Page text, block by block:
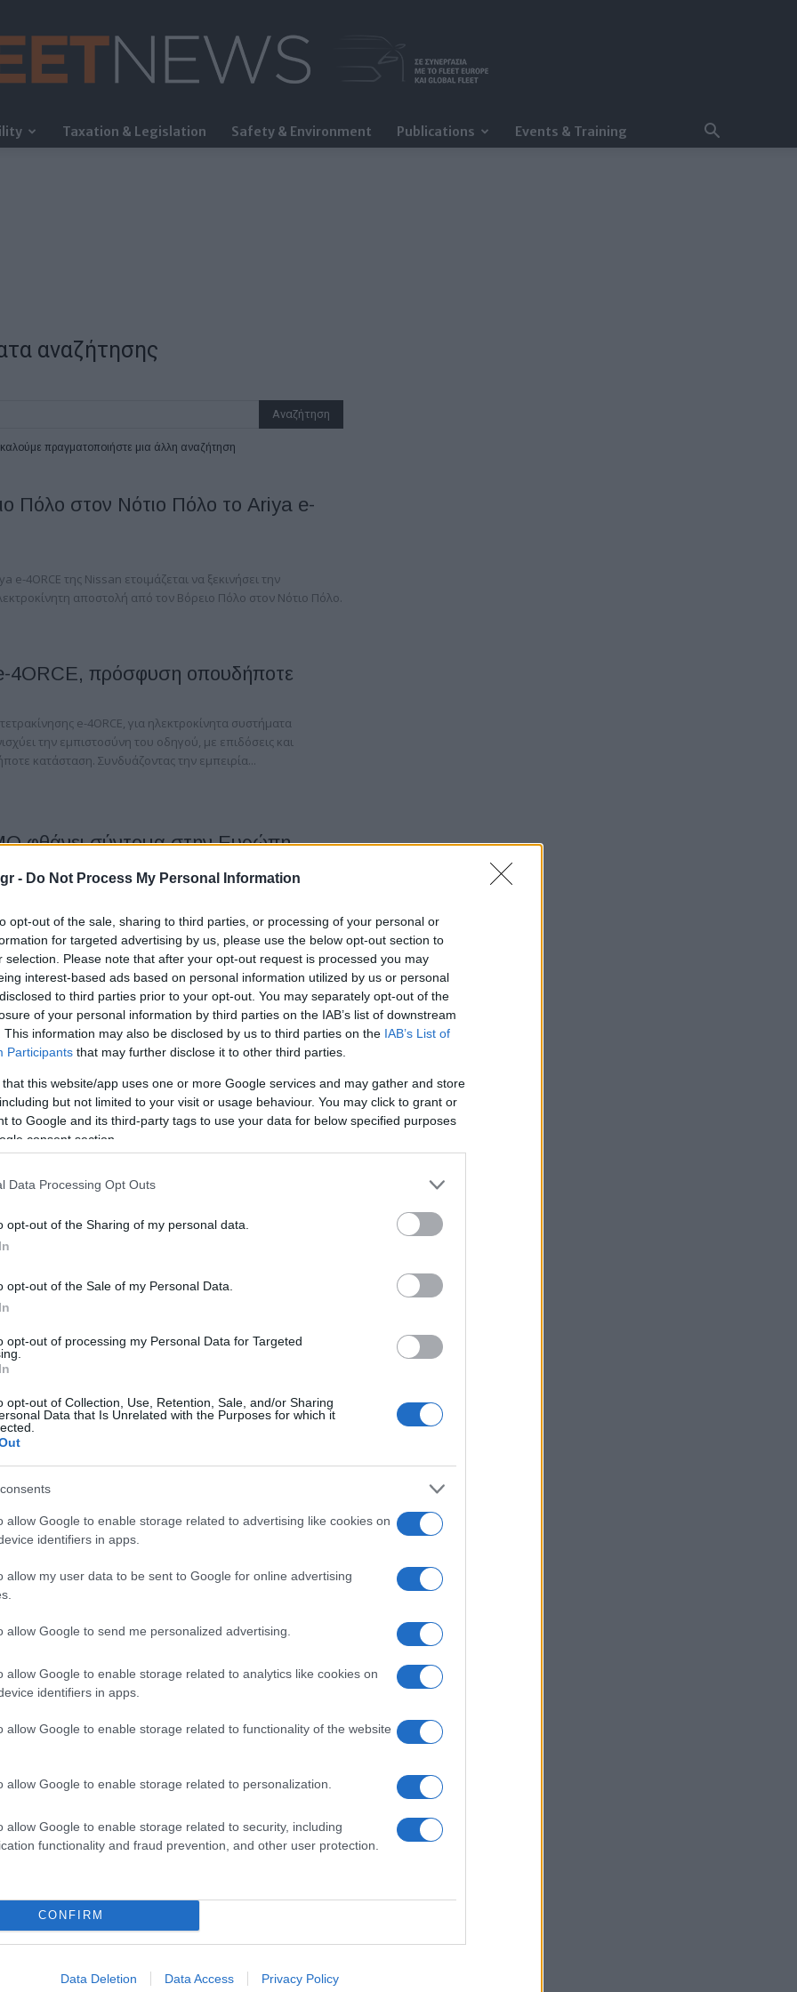
- Do Not Process My Personal Information
opt-out of the sale, sharing to third parties, or processing of your personal or
for targeted advertising by us, please use the below opt-out section to
selection. Please note that after your opt-out request is processed you may
interest-based ads based on personal information utilized by us or personal
to third parties prior to your opt-out. You may separately opt-out of the
of your personal information by third parties on the IAB’s list of downstream
This information may also be disclosed by us to third parties on the IAB’s List of
Participants that may further disclose it to other third parties.
that this website/app uses one or more Google services and may gather and store
but not limited to your visit or usage behaviour. You may click to grant or
to Google and its third-party tags to use your data for below specified purposes
consent section.
Data Processing Opt Outs
opt-out of the Sharing of my personal data.
opt-out of the Sale of my Personal Data.
opt-out of processing my Personal Data for Targeted
opt-out of Collection, Use, Retention, Sale, and/or Sharing
Data that Is Unrelated with the Purposes for which it
allow Google to enable storage related to advertising like cookies on
identifiers in apps.
allow my user data to be sent to Google for online advertising
allow Google to send me personalized advertising.
allow Google to enable storage related to analytics like cookies on
identifiers in apps.
allow Google to enable storage related to functionality of the website
allow Google to enable storage related to personalization.
allow Google to enable storage related to security, including
functionality and fraud prevention, and other user protection.
CONFIRM
Data Deletion Data Access Privacy Policy
FleetNews
Taxation & Legislation Safety & Environment Publications Events & Training
αναζήτησης
πραγματοποιήστε μια άλλη αναζήτηση
Πόλο στον Νότιο Πόλο το Ariya e-
e-4ORCE της Nissan ετοιμάζεται να ξεκινήσει την
αποστολή από τον Βόρειο Πόλο στον Νότιο Πόλο.
4ORCE, πρόσφυση οπουδήποτε
e-4ORCE, για ηλεκτροκίνητα συστήματα
την εμπιστοσύνη του οδηγού, με επιδόσεις και
κατάσταση. Συνδυάζοντας την εμπειρία...
φθάνει σύντομα στην Ευρώπη
έρχεται στην Ευρώπη
στην Ευρώπη. Το 2024 σηματοδοτεί την 40η επέτειο της
30 χρόνων στην Ευρώπη, το brand...
Φινλανδία το e-4ORCE της Nissan
Φινλανδία τις δυνατότητες της αποκλειστικής τεχνολογίας
ειδικά σχεδιασμένης για ηλεκτροκίνητα κινητήρια σύνολα.
το Ariya NISMO
Ariya NISMO στο Tokyo Auto Salon 2024. Το λανσάρισμα του
στην Ιαπωνία για την άνοιξη του...
τετρακίνησης του Nissan Ariya
διπλού κινητήρα e-4ORCE του Nissan Ariya
«Wards 10 Best Engines & Propulsion Systems» για το
θέση...
US APEAL, Nissan Ariya και Titan
στην κορυφή των κατηγοριών τους ως πιο ελκυστικά
Power 2023 US APEAL Study». "Η δέσμευση της...
για όλες τις εποχές
βίντεο το τελευταίο κεφάλαιο της καμπάνιας "e-4ORCE για
For All Seasons). Το e-4ORCE, σχεδιασμένο για να